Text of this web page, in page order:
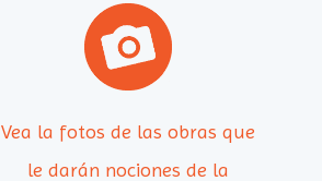
Vea la fotos de las obras que
le darán nociones de la